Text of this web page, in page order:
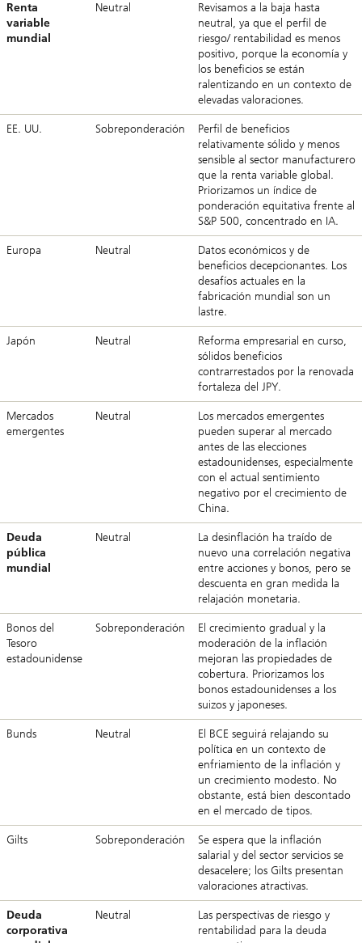
Renta
variable
mundial
Neutral
Revisamos a la baja hasta
neutral, ya que el perfil de
riesgo/ rentabilidad es menos
positivo, porque la economía y
los beneficios se están
ralentizando en un contexto de
elevadas valoraciones.
EE. UU. Sobreponderación
Perfil de beneficios
relativamente sólido y menos
sensible al sector manufacturero
que la renta variable global.
Priorizamos un índice de
ponderación equitativa frente al
S&P 500, concentrado en IA.
Europa Neutral
Datos económicos y de
beneficios decepcionantes. Los
desafíos actuales en la
fabricación mundial son un
lastre.
Japón Neutral
Reforma empresarial en curso,
sólidos beneficios
contrarrestados por la renovada
fortaleza del JPY.
Mercados
emergentes
Neutral
Los mercados emergentes
pueden superar al mercado
antes de las elecciones
estadounidenses, especialmente
con el actual sentimiento
negativo por el crecimiento de
China.
Deuda
pública
mundial
Neutral
La desinflación ha traído de
nuevo una correlación negativa
entre acciones y bonos, pero se
descuenta en gran medida la
relajación monetaria.
Bonos del
Tesoro
estadounidense
Sobreponderación
El crecimiento gradual y la
moderación de la inflación
mejoran las propiedades de
cobertura. Priorizamos los
bonos estadounidenses a los
suizos y japoneses.
Bunds Neutral
El BCE seguirá relajando su
política en un contexto de
enfriamiento de la inflación y
un crecimiento modesto. No
obstante, está bien descontado
en el mercado de tipos.
Gilts Sobreponderación
Se espera que la inflación
salarial y del sector servicios se
desacelere; los Gilts presentan
valoraciones atractivas.
Deuda
corporativa
Neutral
Las perspectivas de riesgo y
rentabilidad para la deuda